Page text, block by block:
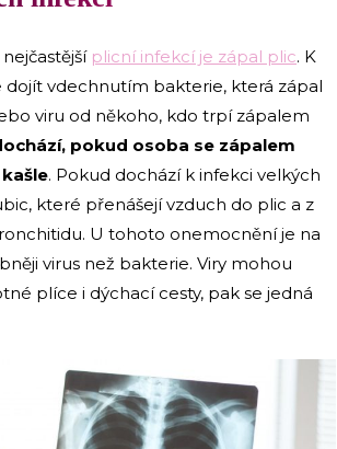
plicní infekcí je zápal plic. K
dojít vdechnutím bakterie, která zápal
viru od někoho, kdo trpí zápalem
pokud osoba se zápalem
. Pokud dochází k infekci velkých
které přenášejí vzduch do plic a z
U tohoto onemocnění je na
virus než bakterie. Viry mohou
plíce i dýchací cesty, pak se jedná